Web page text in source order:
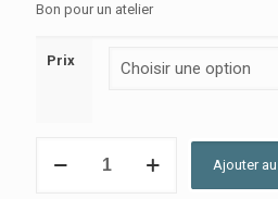
Bon pour un atelier
Prix
Ajouter